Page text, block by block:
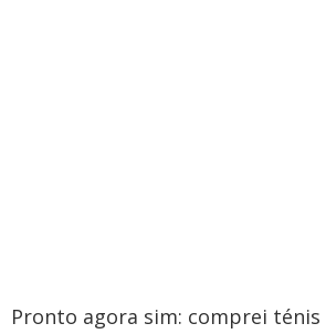
Pronto agora sim: comprei